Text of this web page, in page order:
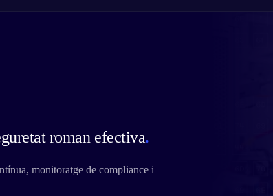
roman efectiva.
monitoratge de compliance i